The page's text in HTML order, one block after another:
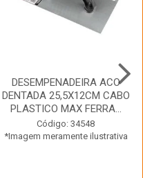
DESEMPENADEIRA ACO
DENTADA 25,5X12CM CABO
PLASTICO MAX FERRA...
Código: 34548
*Imagem meramente ilustrativa